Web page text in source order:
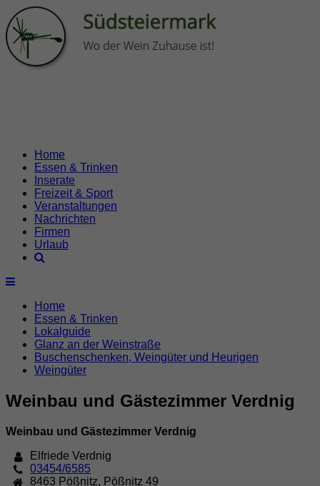
Home
Essen & Trinken
Inserate
Freizeit & Sport
Veranstaltungen
Nachrichten
Firmen
Urlaub
Home
Essen & Trinken
Lokalguide
Glanz an der Weinstraße
Buschenschenken, Weingüter und Heurigen
Weingüter
Weinbau und Gästezimmer Verdnig
Weinbau und Gästezimmer Verdnig
Elfriede Verdnig
03454/6585
8463 Pößnitz, Pößnitz 49